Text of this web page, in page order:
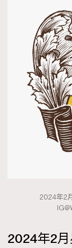
2024年2
2024年2